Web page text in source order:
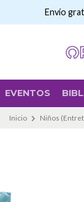
EVENTOS
Envío
Inicio Niños